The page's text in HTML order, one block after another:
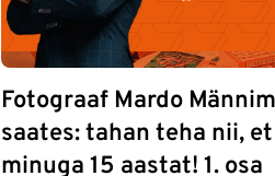
Fotograaf Mardo
saates: tahan teha nii,
minuga 15 aastat! 1. osa